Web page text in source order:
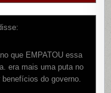
que EMPATOU essa
era mais uma puta no
do governo.